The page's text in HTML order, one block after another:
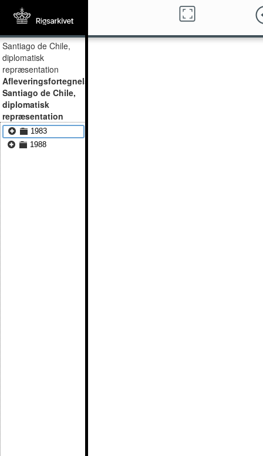
Santiago de Chile,
diplomatisk
repræsentation
Afleveringsfortegnelser,
Santiago de Chile,
diplomatisk
repræsentation
1983
1988